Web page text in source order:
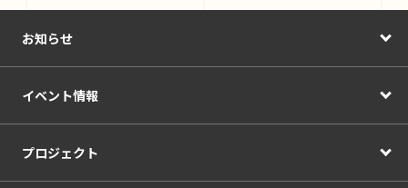
お知らせ
イベント情報
プロジェクト